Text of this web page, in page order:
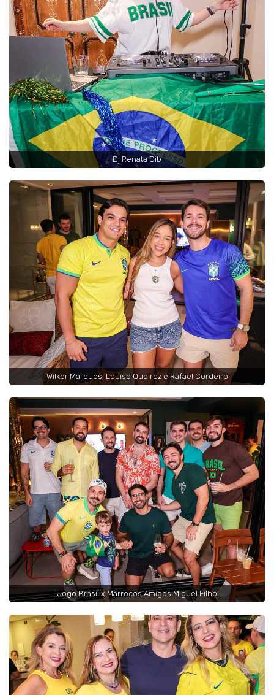
Dj Renata Dib
Wilker Marques, Louise Queiroz e Rafael Cordeiro
Jogo Brasil x Marrocos Amigos Miguel Filho